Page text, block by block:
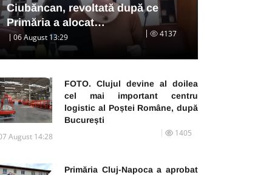
Ciubăncan, revoltată după ce
Primăria a alocat…
06 August 13:29 4137
FOTO. Clujul devine al doilea
cel mai important centru
logistic al Poștei Române, după
București
August 14:28 1405
Primăria Cluj-Napoca a aprobat